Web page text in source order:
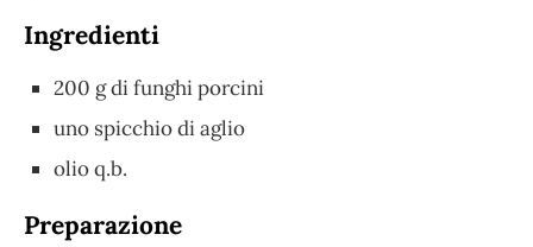
Ingredienti
200 g di funghi porcini
uno spicchio di aglio
olio q.b.
Preparazione